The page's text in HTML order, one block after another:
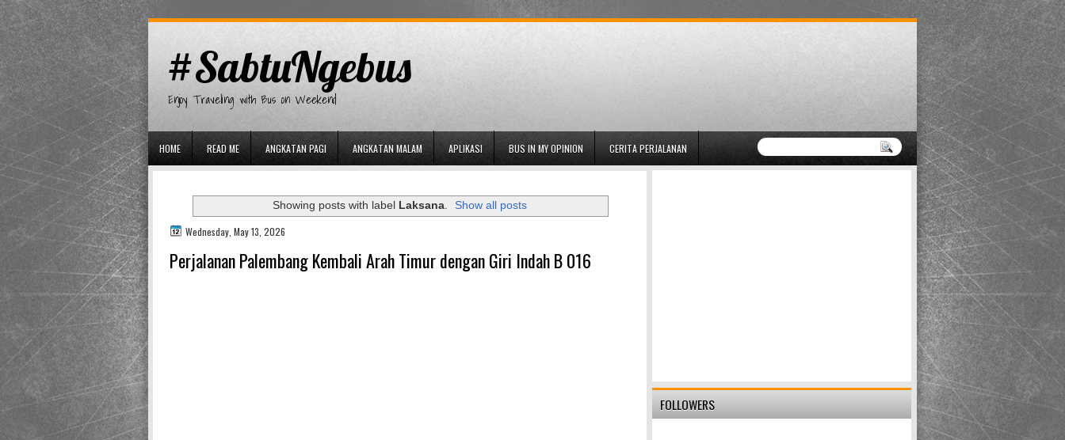
#SabtuNgebus
Enjoy Traveling with Bus on Weekend
HOME READ ME ANGKATAN PAGI ANGKATAN MALAM APLIKASI BUS IN MY OPINION CERITA PERJALANAN
Showing posts with label Laksana. Show all posts
Wednesday, May 13, 2026
Perjalanan Palembang Kembali Arah Timur dengan Giri Indah B 016
FOLLOWERS